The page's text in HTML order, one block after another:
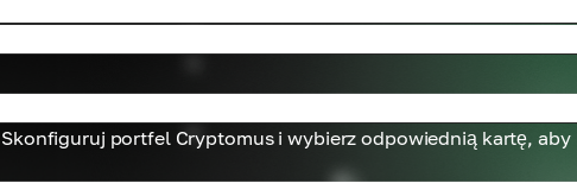
portfel Cryptomus i wybierz odpowiednią kartę, aby